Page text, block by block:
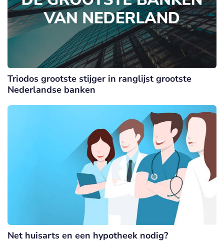
Triodos grootste stijger in ranglijst grootste
Nederlandse banken
Net huisarts en een hypotheek nodig?